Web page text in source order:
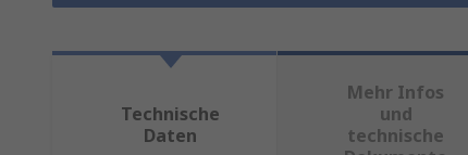
Technische
Daten
Mehr Infos
und
technische